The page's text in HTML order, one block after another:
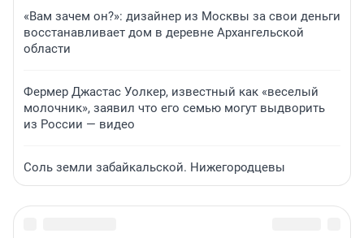
«Вам зачем он?»: дизайнер из Москвы за свои деньги
восстанавливает дом в деревне Архангельской
области
Фермер Джастас Уолкер, известный как «веселый
молочник», заявил что его семью могут выдворить
из России — видео
Соль земли забайкальской. Нижегородцевы